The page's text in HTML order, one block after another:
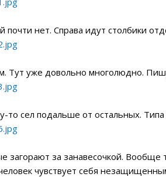
почти нет. Справа идут столбики
Тут уже довольно многолюдно.
сел подальше от остальных. Типа
загорают за занавесочкой.
чувствует себя